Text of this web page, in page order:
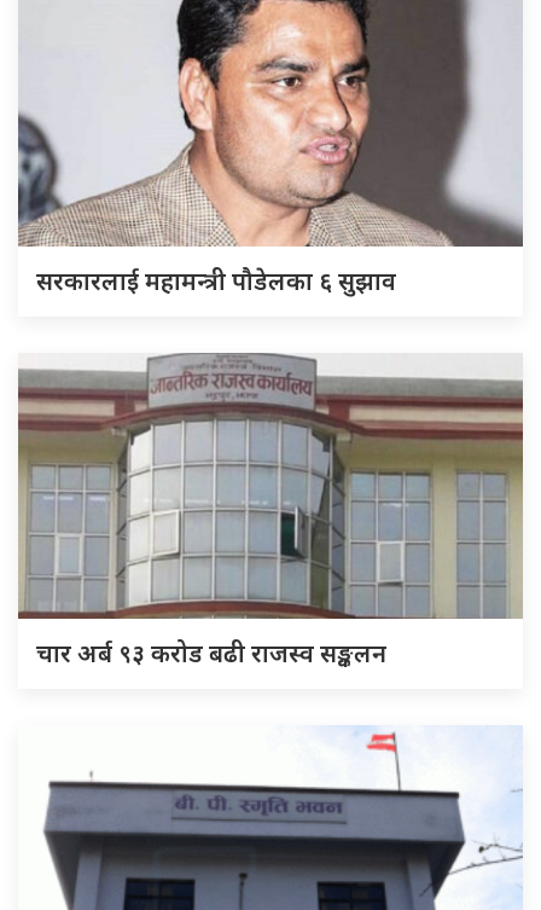
सरकारलाई महामन्त्री पौडेलका ६ सुझाव
चार अर्ब ९३ करोड बढी राजस्व सङ्कलन